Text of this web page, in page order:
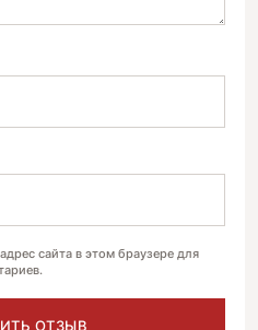
сайта в этом браузере для